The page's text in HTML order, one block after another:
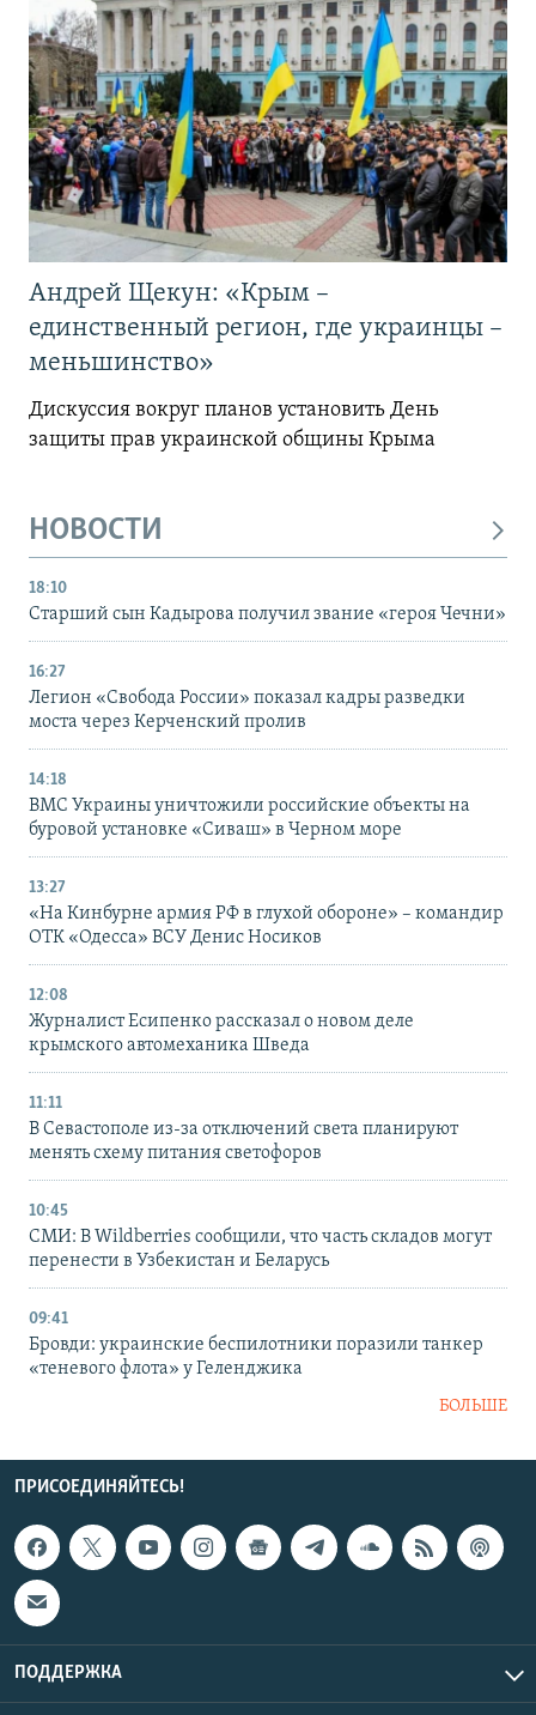
Андрей Щекун: «Крым –
единственный регион, где украинцы –
меньшинство»
Дискуссия вокруг планов установить День
защиты прав украинской общины Крыма
НОВОСТИ
18:10
Старший сын Кадырова получил звание «героя Чечни»
16:27
Легион «Свобода России» показал кадры разведки
моста через Керченский пролив
14:18
ВМС Украины уничтожили российские объекты на
буровой установке «Сиваш» в Черном море
13:27
«На Кинбурне армия РФ в глухой обороне» – командир
ОТК «Одесса» ВСУ Денис Носиков
12:08
Журналист Есипенко рассказал о новом деле
крымского автомеханика Шведа
11:11
В Севастополе из-за отключений света планируют
менять схему питания светофоров
10:45
СМИ: В Wildberries сообщили, что часть складов могут
перенести в Узбекистан и Беларусь
09:41
Бровди: украинские беспилотники поразили танкер
«теневого флота» у Геленджика
БОЛЬШЕ
ПРИСОЕДИНЯЙТЕСЬ!
ПОДДЕРЖКА